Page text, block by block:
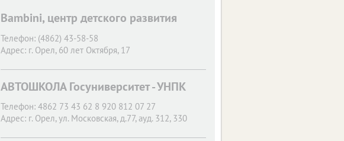
Bambini, центр детского развития
Телефон: (4862) 43-58-58
Адрес: г. Орел, 60 лет Октября, 17
АВТОШКОЛА Госуниверситет - УНПК
Телефон: 4862 73 43 62 8 920 812 07 27
Адрес: г. Орел, ул. Московская, д.77, ауд. 312, 330